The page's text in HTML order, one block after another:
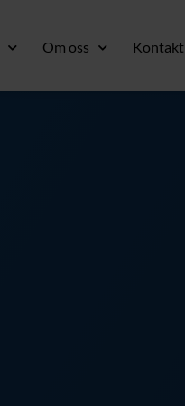
Om oss Kontakt